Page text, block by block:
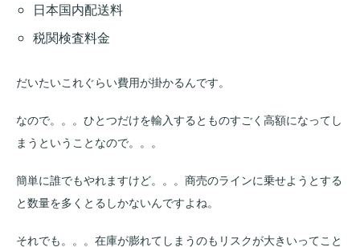
日本国内配送料
税関検査料金
だいたいこれぐらい費用が掛かるんです。
なので。。。ひとつだけを輸入するとものすごく高額になってし
まうということなので。。。
簡単に誰でもやれますけど。。。商売のラインに乗せようとする
と数量を多くとるしかないんですよね。
それでも。。。在庫が膨れてしまうのもリスクが大きいってこと